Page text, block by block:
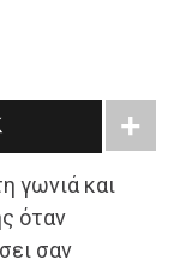
γωνιά και
όταν
σαν